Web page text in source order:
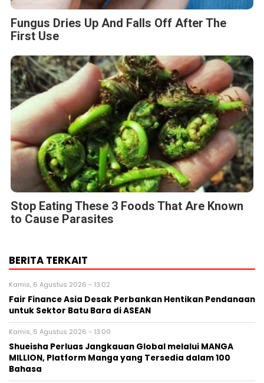
Fungus Dries Up And Falls Off After The
First Use
Stop Eating These 3 Foods That Are Known
to Cause Parasites
BERITA TERKAIT
Kamis, 6 Agustus 2026 - 13:02
Fair Finance Asia Desak Perbankan Hentikan Pendanaan
untuk Sektor Batu Bara di ASEAN
Kamis, 6 Agustus 2026 - 13:00
Shueisha Perluas Jangkauan Global melalui MANGA
MILLION, Platform Manga yang Tersedia dalam 100
Bahasa